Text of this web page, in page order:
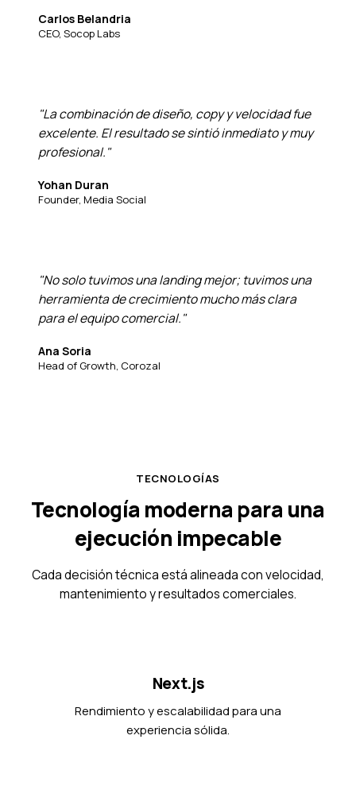
Carlos Belandria
CEO, Socop Labs
"La combinación de diseño, copy y velocidad fue
excelente. El resultado se sintió inmediato y muy
profesional."
Yohan Duran
Founder, Media Social
"No solo tuvimos una landing mejor; tuvimos una
herramienta de crecimiento mucho más clara
para el equipo comercial."
Ana Soria
Head of Growth, Corozal
TECNOLOGÍAS
Tecnología moderna para una
ejecución impecable
Cada decisión técnica está alineada con velocidad,
mantenimiento y resultados comerciales.
Next.js
Rendimiento y escalabilidad para una
experiencia sólida.